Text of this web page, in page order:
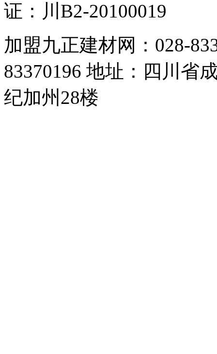
证：川B2-20100019
加盟九正建材网：028-
83370196 地址：四川省
纪加州28楼